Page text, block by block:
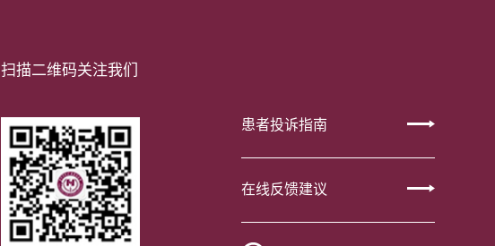
扫描二维码关注我们
患者投诉指南
在线反馈建议